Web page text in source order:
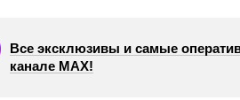
Все эксклюзивы и самые
канале МАХ!